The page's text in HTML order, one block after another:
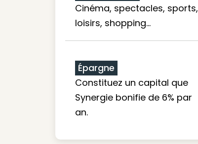
Cinéma, spectacles, sports,
loisirs, shopping...
Épargne
Constituez un capital que
Synergie bonifie de 6% par
an.